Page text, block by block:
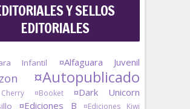
Y SELLOS
EDITORIALES
Infantil ¤Alfaguara Juvenil
¤Autopublicado
¤Booket ¤Dark Unicorn
¤Ediciones B ¤Ediciones Kiwi